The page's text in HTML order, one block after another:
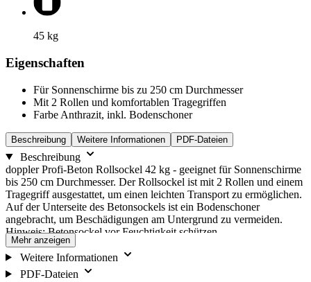
45 kg
Eigenschaften
Für Sonnenschirme bis zu 250 cm Durchmesser
Mit 2 Rollen und komfortablen Tragegriffen
Farbe Anthrazit, inkl. Bodenschoner
Beschreibung Weitere Informationen PDF-Dateien
Beschreibung
doppler Profi-Beton Rollsockel 42 kg - geeignet für Sonnenschirme
bis 250 cm Durchmesser. Der Rollsockel ist mit 2 Rollen und einem
Tragegriff ausgestattet, um einen leichten Transport zu ermöglichen.
Auf der Unterseite des Betonsockels ist ein Bodenschoner
angebracht, um Beschädigungen am Untergrund zu vermeiden.
Hinweis: Betonsockel vor Feuchtigkeit schützen.
Mehr anzeigen
Weitere Informationen
PDF-Dateien